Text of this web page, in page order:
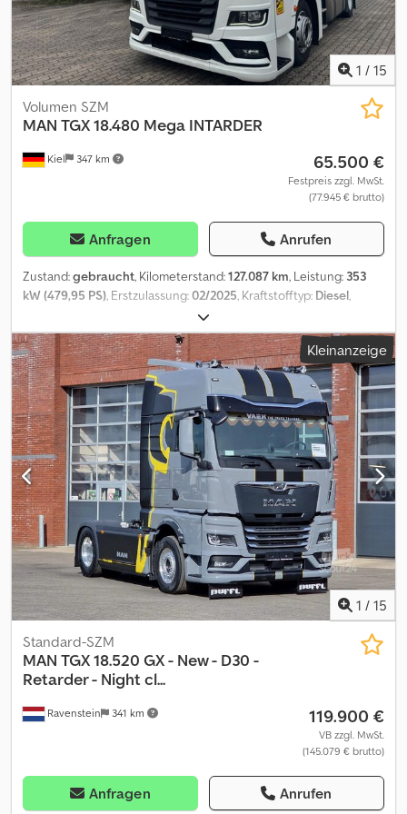
1 / 15
Kiel 347 km
Volumen SZM
MAN TGX 18.480 Mega INTARDER
65.500 €
Festpreis zzgl. MwSt.
(77.945 € brutto)
Anfragen Anrufen
Zustand:gebraucht, Kilometerstand:127.087 km, Leistung: 353
kW (479,95 PS) , Erstzulassung:02/2025 , Kraftstofftyp: Diesel
2 Achsen, Bremsen:
Getriebetyp:Automatisch, Emissionsklasse:Euro6, Ausstattung:
ABS, Elektronisches Stabilitätsprogramm (ESP), Klimaanlage,
MAN TGX 18.480 Mega Intarder * EZ:27.02.2025 * 127.075 km * 353
kW * Automatik * EURO 6 * Außenfarbe Weiß Csdpfxey A Ut Dj
Acleha * Reifen/Tyres : * 1.Achse 315/60 R 22.5 Michelin (9/9 mm) *
2.Achse 295/60 R 22.5 Michelin (10/11/10/9 mm) * Standklimaanlage
* Ruck/Weitwinkelspiegel * Tempomat * Klimaanlage *
Hubschiebedach elektrisch * Intarder * Kraftstofftank rechts 480
L & Krafstofftank links 480 L * Parabelfeder 7,5 t * Regensensot *
Radformel 4x2 * 2 Liegen * Stoffbezüge * Getränkehalter *
Rückwärtskamera * Radio * Wie auf den Fotos zu sehen der LKW
ist leicht beschädigt * Alle Angaben ohne Gewähr
Kleinanzeige
1 / 15
Ravenstein 341 km
Standard-SZM
MAN TGX 18.520 GX - New - D30 -
Retarder - Night cl...
119.900 €
VB zzgl. MwSt.
(145.079 € brutto)
Anfragen Anrufen